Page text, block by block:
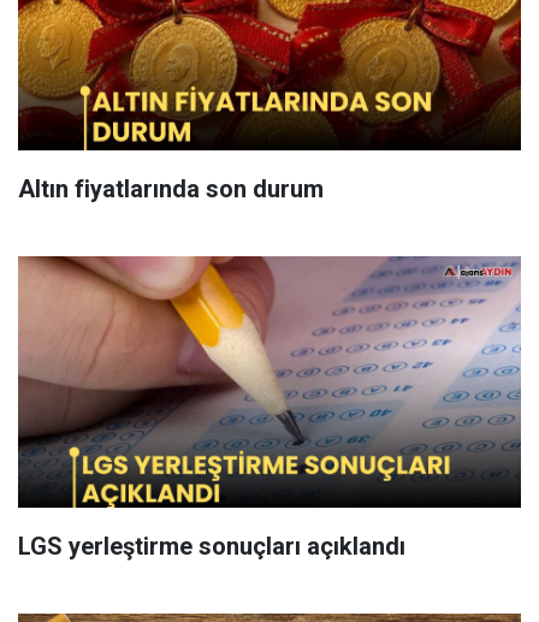
Altın fiyatlarında son durum
LGS yerleştirme sonuçları açıklandı